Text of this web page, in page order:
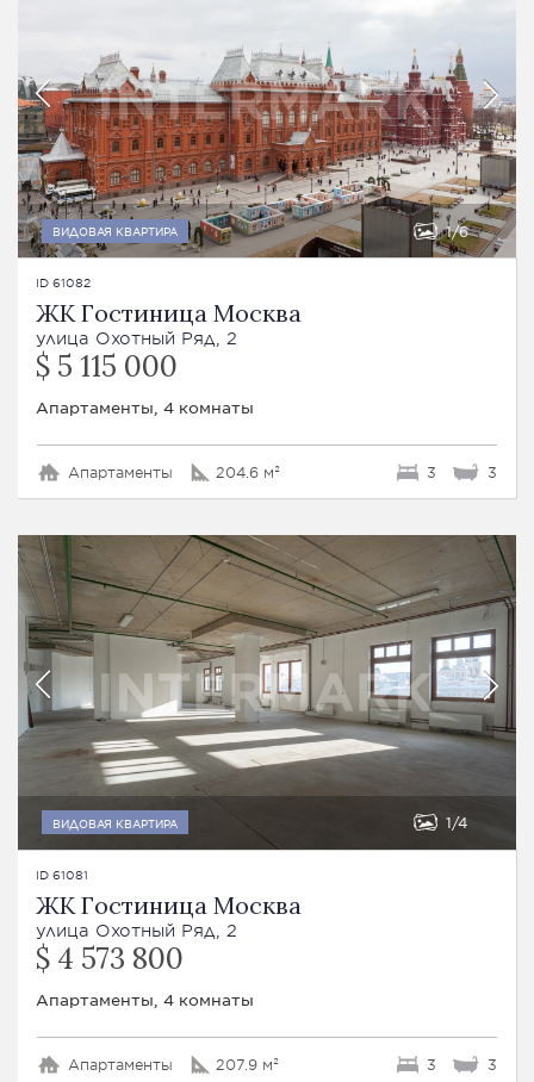
ВИДОВАЯ КВАРТИРА 1 6
ID 61082
ЖК Гостиница Москва
улица Охотный Ряд, 2
$ 5 115 000
Апартаменты, 4 комнаты
Апартаменты 204.6 м² 3 3
ВИДОВАЯ КВАРТИРА 1 4
ID 61081
ЖК Гостиница Москва
улица Охотный Ряд, 2
$ 4 573 800
Апартаменты, 4 комнаты
Апартаменты 207.9 м² 3 3